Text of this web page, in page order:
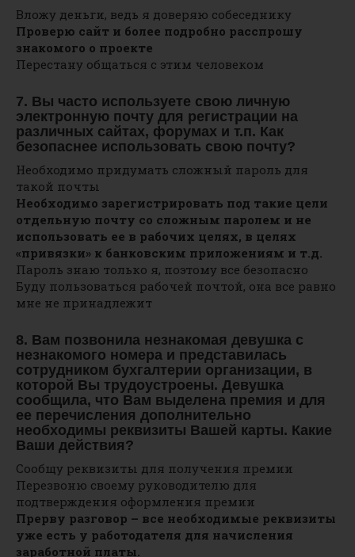
Вложу деньги, ведь я доверяю собеседнику
Проверю сайт и более подробно расспрошу
знакомого о проекте
Перестану общаться с этим человеком
7. Вы часто используете свою личную
электронную почту для регистрации на
различных сайтах, форумах и т.п. Как
безопаснее использовать свою почту?
Необходимо придумать сложный пароль для
такой почты
Необходимо зарегистрировать под такие цели
отдельную почту со сложным паролем и не
использовать ее в рабочих целях, в целях
«привязки» к банковским приложениям и т.д.
Пароль знаю только я, поэтому все безопасно
Буду пользоваться рабочей почтой, она все равно
мне не принадлежит
8. Вам позвонила незнакомая девушка с
незнакомого номера и представилась
сотрудником бухгалтерии организации, в
которой Вы трудоустроены. Девушка
сообщила, что Вам выделена премия и для
ее перечисления дополнительно
необходимы реквизиты Вашей карты. Какие
Ваши действия?
Сообщу реквизиты для получения премии
Перезвоню своему руководителю для
подтверждения оформления премии
Прерву разговор – все необходимые реквизиты
уже есть у работодателя для начисления
заработной платы.